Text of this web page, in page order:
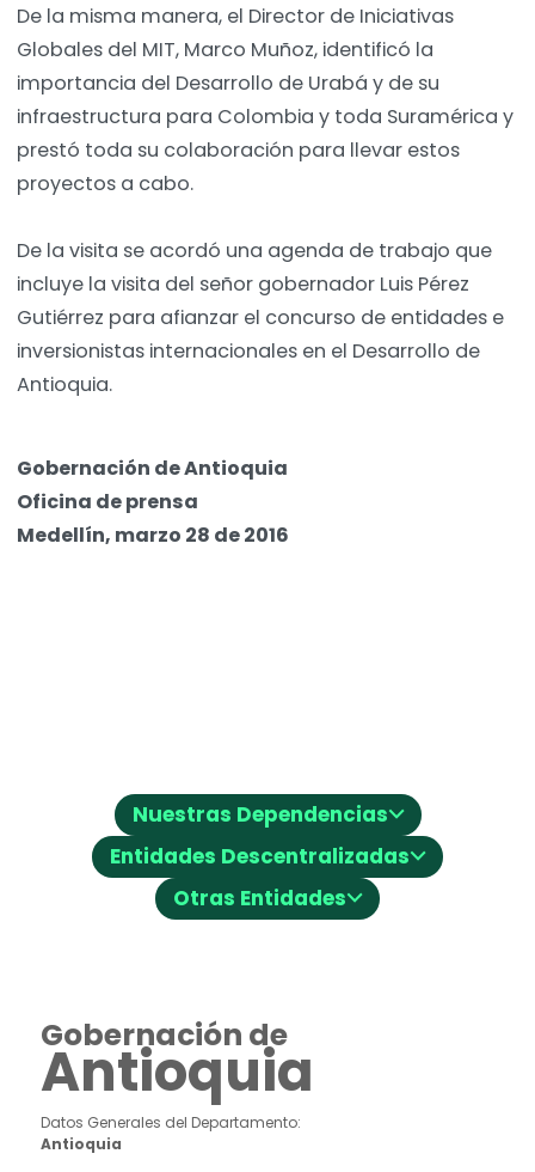
De la misma manera, el Director de Iniciativas
Globales del MIT, Marco Muñoz, identificó la
importancia del Desarrollo de Urabá y de su
infraestructura para Colombia y toda Suramérica y
prestó toda su colaboración para llevar estos
proyectos a cabo.
De la visita se acordó una agenda de trabajo que
incluye la visita del señor gobernador Luis Pérez
Gutiérrez para afianzar el concurso de entidades e
inversionistas internacionales en el Desarrollo de
Antioquia.
Gobernación de Antioquia
Oficina de prensa
Medellín, marzo 28 de 2016
Nuestras Dependencias⌵
Entidades Descentralizadas⌵
Otras Entidades⌵
Gobernación de
Antioquia
Datos Generales del Departamento:
Antioquia